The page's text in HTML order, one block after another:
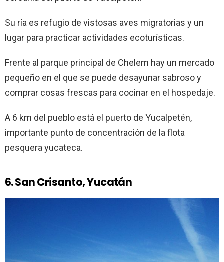
Su ría es refugio de vistosas aves migratorias y un
lugar para practicar actividades ecoturísticas.
Frente al parque principal de Chelem hay un mercado
pequeño en el que se puede desayunar sabroso y
comprar cosas frescas para cocinar en el hospedaje.
A 6 km del pueblo está el puerto de Yucalpetén,
importante punto de concentración de la flota
pesquera yucateca.
6. San Crisanto, Yucatán